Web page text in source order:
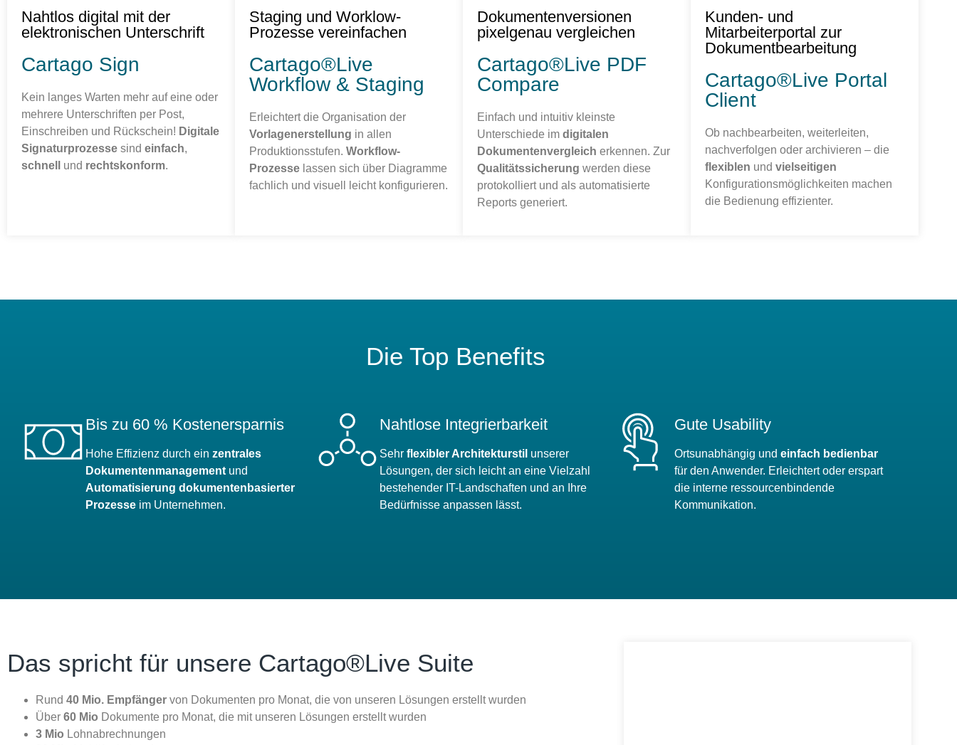
Nahtlos digital mit der
elektronischen Unterschrift
Cartago Sign
Kein langes Warten mehr auf eine oder
mehrere Unterschriften per Post,
Einschreiben und Rückschein! Digitale
Signaturprozesse sind einfach,
schnell
und rechtskonform.
Staging und Worklow-
Prozesse vereinfachen
Cartago®Live
Workflow & Staging
Erleichtert die Organisation der
Vorlagenerstellung in allen
Produktionsstufen. Workflow-
Prozesse lassen sich über Diagramme
fachlich und visuell leicht konfigurieren.
Dokumentenversionen
pixelgenau vergleichen
Cartago®Live PDF
Compare
Einfach und intuitiv kleinste
Unterschiede im digitalen
Dokumentenvergleich erkennen. Zur
Qualitätssicherung werden diese
protokolliert und als automatisierte
Reports generiert.
Kunden- und
Mitarbeiterportal zur
Dokumentbearbeitung
Cartago®Live Portal
Client
Ob nachbearbeiten, weiterleiten,
nachverfolgen oder archivieren – die
flexiblen und vielseitigen
Konfigurationsmöglichkeiten machen
die Bedienung effizienter.
Die Top Benefits
Bis zu 60 % Kostenersparnis
Hohe Effizienz durch ein zentrales
Dokumentenmanagement und
Automatisierung dokumentenbasierter
Prozesse im Unternehmen.
Nahtlose Integrierbarkeit
Sehrflexibler Architekturstil unserer
Lösungen, der sich leicht an eine Vielzahl
bestehender IT-Landschaften und an Ihre
Bedürfnisse anpassen lässt.
Gute Usability
Ortsunabhängig und einfach bedienbar
für den Anwender. Erleichtert oder erspart
die interne ressourcenbindende
Kommunikation.
Das spricht für unsere Cartago®Live Suite
Rund 40 Mio. Empfänger von Dokumenten pro Monat, die von unseren Lösungen erstellt wurden
Über 60 Mio Dokumente pro Monat, die mit unseren Lösungen erstellt wurden
3 Mio Lohnabrechnungen